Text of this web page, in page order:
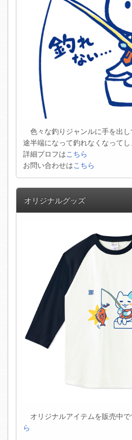
色々な釣りジャンルに手を出し
途半端になって釣れなくなってし
詳細プロフはこちら
お問い合わせはこちら
オリジナルグッズ
オリジナルアイテムを販売中で
ら